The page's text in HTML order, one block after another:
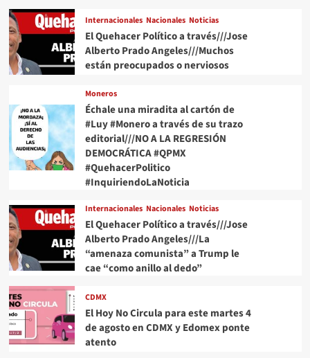
Internacionales Nacionales Noticias
El Quehacer Político a través///Jose
Alberto Prado Angeles///Muchos
están preocupados o nerviosos
Moneros
Échale una miradita al cartón de
#Luy #Monero a través de su trazo
editorial///NO A LA REGRESIÓN
DEMOCRÁTICA #QPMX
#QuehacerPolitico
#InquiriendoLaNoticia
Internacionales Nacionales Noticias
El Quehacer Político a través///Jose
Alberto Prado Angeles///La
“amenaza comunista” a Trump le
cae “como anillo al dedo”
CDMX
El Hoy No Circula para este martes 4
de agosto en CDMX y Edomex ponte
atento